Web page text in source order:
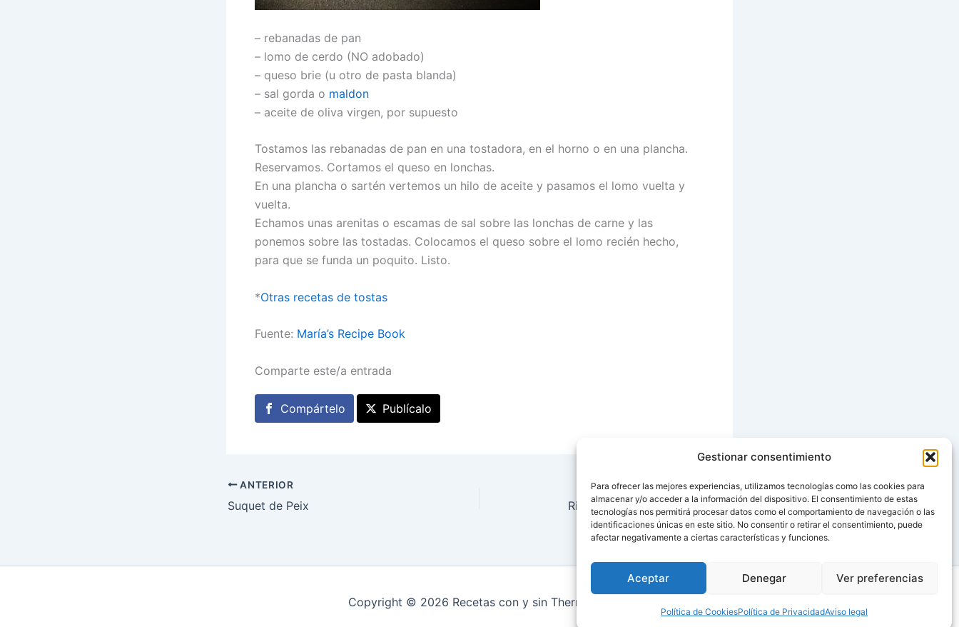
Gestionar consentimiento
Para ofrecer las mejores experiencias, utilizamos tecnologías como las cookies para
almacenar y/o acceder a la información del dispositivo. El consentimiento de estas
tecnologías nos permitirá procesar datos como el comportamiento de navegación o las
identificaciones únicas en este sitio. No consentir o retirar el consentimiento, puede
afectar negativamente a ciertas características y funciones.
Aceptar Denegar Ver preferencias
Política de CookiesPolítica de PrivacidadAviso legal
– rebanadas de pan
– lomo de cerdo (NO adobado)
– queso brie (u otro de pasta blanda)
– sal gorda o maldon
– aceite de oliva virgen, por supuesto
Tostamos las rebanadas de pan en una tostadora, en el horno o en una plancha.
Reservamos. Cortamos el queso en lonchas.
En una plancha o sartén vertemos un hilo de aceite y pasamos el lomo vuelta y
vuelta.
Echamos unas arenitas o escamas de sal sobre las lonchas de carne y las
ponemos sobre las tostadas. Colocamos el queso sobre el lomo recién hecho,
para que se funda un poquito. Listo.
*Otras recetas de tostas
Fuente: María’s Recipe Book
Comparte este/a entrada
Compártelo Publícalo
ANTERIOR
Suquet de Peix
SIGUIENTE
Risotto de verduras al azafrán
Copyright © 2026 Recetas con y sin Thermomix